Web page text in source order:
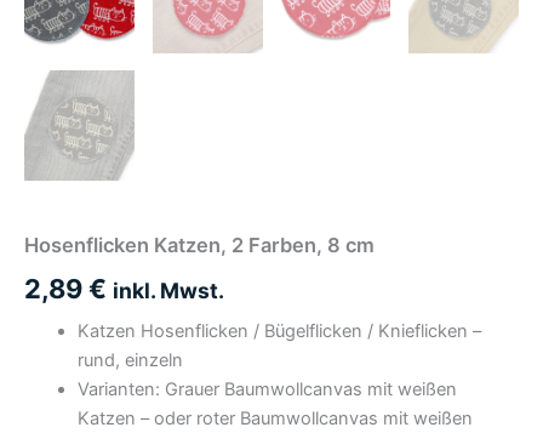
Hosenflicken Katzen, 2 Farben, 8 cm
2,89€ inkl. Mwst.
Katzen Hosenflicken / Bügelflicken / Knieflicken –
rund, einzeln
Varianten: Grauer Baumwollcanvas mit weißen
Katzen – oder roter Baumwollcanvas mit weißen